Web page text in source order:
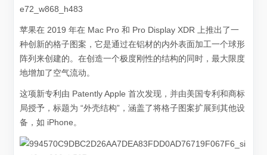
苹果在 2019 年在 Mac Pro 和 Pro Display XDR 上推出了一
种创新的格子图案，它是通过在铝材的内外表面加工一个球形
阵列来创建的。在创造一个极度刚性的结构的同时，最大限度
地增加了空气流动。
这项新专利由 Patently Apple 首次发现，并由美国专利和商标
局授予，标题为 “外壳结构”，涵盖了将格子图案扩展到其他设
备，如 iPhone。